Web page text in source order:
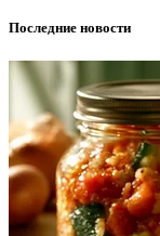
Последние новости